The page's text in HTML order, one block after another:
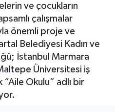
ve çocukların
çalışmalar
önemli proje ve
Belediyesi Kadın ve
İstanbul Marmara
Üniversitesi iş
Okulu” adlı bir